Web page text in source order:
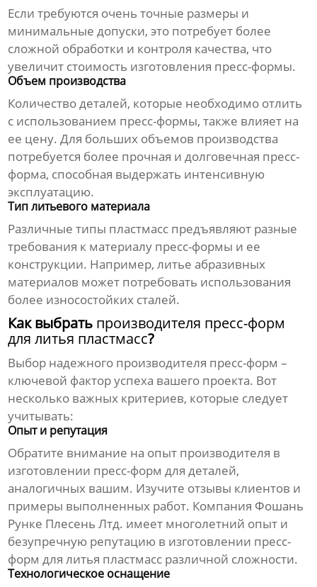
Если требуются очень точные размеры и
минимальные допуски, это потребует более
сложной обработки и контроля качества, что
увеличит стоимость изготовления пресс-формы.
Объем производства
Количество деталей, которые необходимо отлить
с использованием пресс-формы, также влияет на
ее цену. Для больших объемов производства
потребуется более прочная и долговечная пресс-
форма, способная выдержать интенсивную
эксплуатацию.
Тип литьевого материала
Различные типы пластмасс предъявляют разные
требования к материалу пресс-формы и ее
конструкции. Например, литье абразивных
материалов может потребовать использования
более износостойких сталей.
Как выбрать производителя пресс-форм
для литья пластмасс?
Выбор надежного производителя пресс-форм –
ключевой фактор успеха вашего проекта. Вот
несколько важных критериев, которые следует
учитывать:
Опыт и репутация
Обратите внимание на опыт производителя в
изготовлении пресс-форм для деталей,
аналогичных вашим. Изучите отзывы клиентов и
примеры выполненных работ. Компания Фошань
Рунке Плесень Лтд. имеет многолетний опыт и
безупречную репутацию в изготовлении пресс-
форм для литья пластмасс различной сложности.
Технологическое оснащение